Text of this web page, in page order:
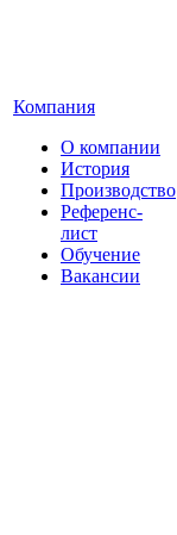
Компания
О компании
История
Производство
Референс-
лист
Обучение
Вакансии